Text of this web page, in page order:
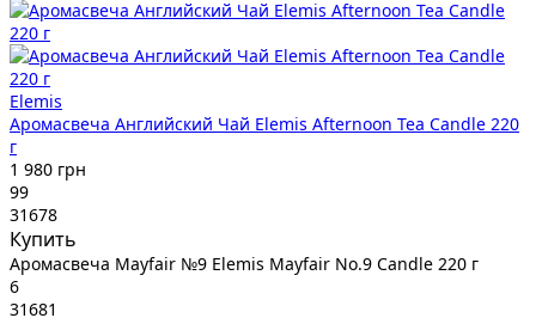
Elemis
Аромасвеча Английский Чай Elemis Afternoon Tea Candle 220
г
1 980 грн
99
31678
Купить
Аромасвеча Mayfair №9 Elemis Mayfair No.9 Candle 220 г
6
31681